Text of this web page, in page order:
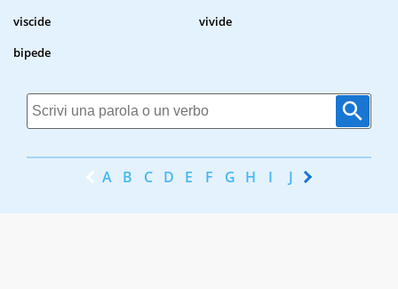
viscide
vivide
bipede
A B C D E F G H I J K